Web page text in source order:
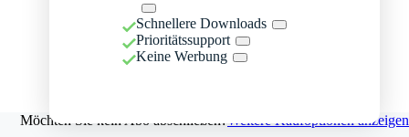
Schnellere Downloads
Prioritätssupport
Keine Werbung
Möchten Sie kein Abo abschließen?Weitere Kaufoptionen anzeigen